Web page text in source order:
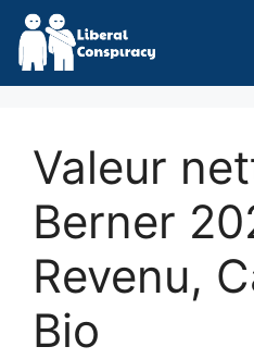
Skip
content
Valeur
Berner
Revenu,
Bio